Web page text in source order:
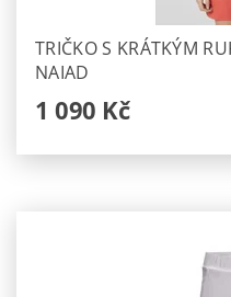
TRIČKO S KRÁTKÝM
NAIAD
1 090 Kč